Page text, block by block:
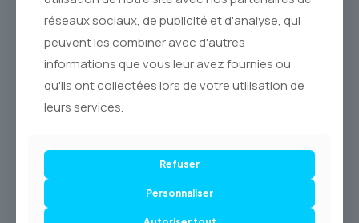
**Canada**. Découvrez cette œuvre d’art olfactive et
laissez-vous séduire par son charme intemporel. Ajoutez
une touche d’élégance romantique à votre routine avec
**JESSICA MCCLINTOCK**, et profitez de la commodité de
notre **Livraison par Postes Canada** pour recevoir ce
trésor directement à votre porte. Parfums originaux,
service authentique.
Produits similaires
réseaux sociaux, de publicité et d'analyse, qui
peuvent les combiner avec d'autres
informations que vous leur avez fournies ou
qu'ils ont collectées lors de votre utilisation de
leurs services.
Refuser
Personnaliser